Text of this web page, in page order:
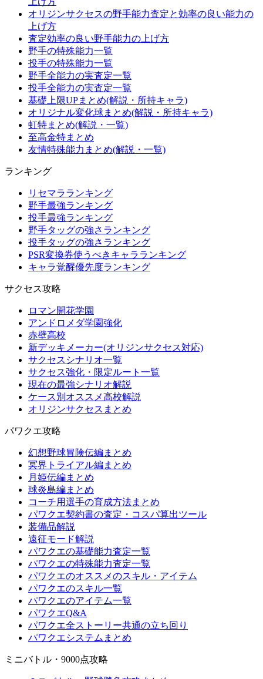
オリジンサクセスの野手能力査定と効率の良い能力の
上げ方
査定効率の良い野手能力の上げ方
野手の特殊能力一覧
投手の特殊能力一覧
野手全能力の実査定一覧
投手全能力の実査定一覧
基礎上限UPまとめ(解説・所持キャラ)
オリジナル変化球まとめ(解説・所持キャラ)
虹特まとめ(解説・一覧)
至高金特まとめ
友情特殊能力まとめ(解説・一覧)
ランキング
リセマラランキング
野手最強ランキング
投手最強ランキング
野手タッグの強さランキング
投手タッグの強さランキング
PSR変換券使うべきキャラランキング
キャラ覚醒優先度ランキング
サクセス攻略
ロマン開花学園
アンドロメダ学園強化
赤壁高校
新デッキメーカー(オリジンサクセス対応)
サクセスシナリオ一覧
サクセス強化・限定ルート一覧
現在の最強シナリオ解説
ケース別オススメ高校解説
オリジンサクセスまとめ
パワクエ攻略
幻想野球冒険伝編まとめ
冥界トライアル編まとめ
月姫伝編まとめ
球炎島編まとめ
コーチ用選手の育成方法まとめ
パワクエ契約書の査定・コスパ算出ツール
装備品解説
遠征モード解説
パワクエの基礎能力査定一覧
パワクエの特殊能力査定一覧
パワクエのオススメのスキル・アイテム
パワクエのスキル一覧
パワクエのアイテム一覧
パワクエQ&A
パワクエ全ストーリー共通の立ち回り
パワクエシステムまとめ
ミニバトル・9000点攻略